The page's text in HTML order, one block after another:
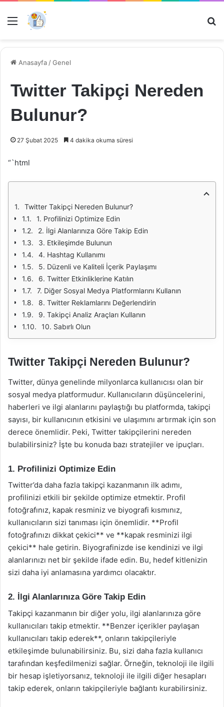
Menü
Anasayfa /Genel
Twitter Takipçi Nereden
Bulunur?
27 Şubat 2025 4 dakika okuma süresi
“`html
Twitter Takipçi Nereden Bulunur?
1. Profilinizi Optimize Edin
2. İlgi Alanlarınıza Göre Takip Edin
3. Etkileşimde Bulunun
4. Hashtag Kullanımı
5. Düzenli ve Kaliteli İçerik Paylaşımı
6. Twitter Etkinliklerine Katılın
7. Diğer Sosyal Medya Platformlarını Kullanın
8. Twitter Reklamlarını Değerlendirin
9. Takipçi Analiz Araçları Kullanın
10. Sabırlı Olun
Twitter Takipçi Nereden Bulunur?
Twitter, dünya genelinde milyonlarca kullanıcısı olan bir
sosyal medya platformudur. Kullanıcıların düşüncelerini,
haberleri ve ilgi alanlarını paylaştığı bu platformda, takipçi
sayısı, bir kullanıcının etkisini ve ulaşımını artırmak için son
derece önemlidir. Peki, Twitter takipçilerini nereden
bulabilirsiniz? İşte bu konuda bazı stratejiler ve ipuçları.
1. Profilinizi Optimize Edin
Twitter’da daha fazla takipçi kazanmanın ilk adımı,
profilinizi etkili bir şekilde optimize etmektir. Profil
fotoğrafınız, kapak resminiz ve biyografi kısmınız,
kullanıcıların sizi tanıması için önemlidir. **Profil
fotoğrafınızı dikkat çekici** ve **kapak resminizi ilgi
çekici** hale getirin. Biyografinizde ise kendinizi ve ilgi
alanlarınızı net bir şekilde ifade edin. Bu, hedef kitlenizin
sizi daha iyi anlamasına yardımcı olacaktır.
2. İlgi Alanlarınıza Göre Takip Edin
Takipçi kazanmanın bir diğer yolu, ilgi alanlarınıza göre
kullanıcıları takip etmektir. **Benzer içerikler paylaşan
kullanıcıları takip ederek**, onların takipçileriyle
etkileşimde bulunabilirsiniz. Bu, sizi daha fazla kullanıcı
tarafından keşfedilmenizi sağlar. Örneğin, teknoloji ile ilgili
bir hesap işletiyorsanız, teknoloji ile ilgili diğer hesapları
takip ederek, onların takipçileriyle bağlantı kurabilirsiniz.